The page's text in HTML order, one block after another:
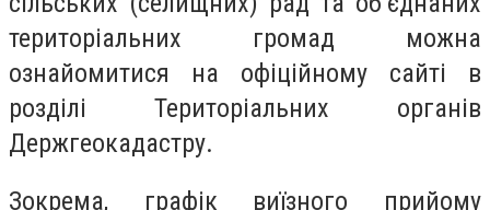
територіальних громад можна
ознайомитися на офіційному сайті в
розділі Територіальних органів
Держгеокадастру.
Зокрема, графік виїзного прийому